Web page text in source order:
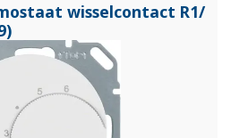
wisselcontact R1/